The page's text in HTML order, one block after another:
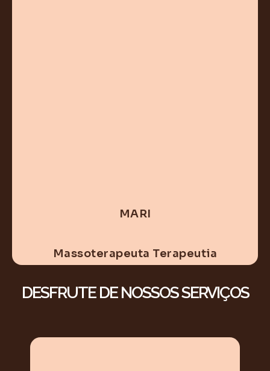
MARI
Massoterapeuta Terapeutia
DESFRUTE DE NOSSOS SERVIÇOS